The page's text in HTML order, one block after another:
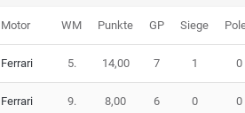
Motor WM Punkte GP Siege
Ferrari 5. 14,00 7 1 0
Ferrari 9. 8,00 6 0 0